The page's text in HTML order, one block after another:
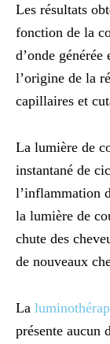
Les résultats
fonction de la
d’onde
l’origine de la
capillaires et
La lumière de
instantané de
l’inflammation
la lumière de
chute des
de nouveaux
La
présente aucun